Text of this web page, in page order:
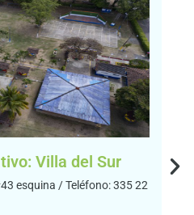
Villa del Sur
esquina / Teléfono: 335 22